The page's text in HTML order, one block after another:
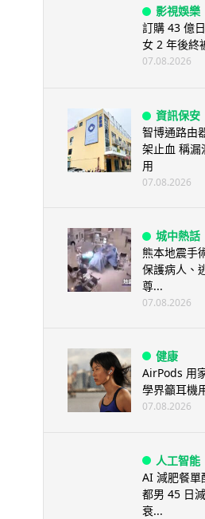
影視娛樂
訂購 43 億
女 2 年後終
07.08.2026
資訊保安
智博通路由
架止血 稱漏
用
07.08.2026
城中熱話
熊本地震手
保護病人、
尊...
07.08.2026
健康
AirPods 用
學界籲耳機
07.08.2026
人工智能
AI 減肥餐
都男 45 日
衰...